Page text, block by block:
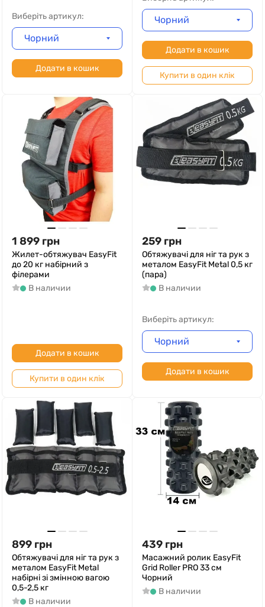
Виберіть артикул:
Чорний
Додати в кошик
Чорний
Додати в кошик
Купити в один клік
1 899 грн
Жилет-обтяжувач EasyFit
до 20 кг набірний з
філерами
В наличии
Додати в кошик
Купити в один клік
259 грн
Обтяжувачі для ніг та рук з
металом EasyFit Metal 0,5 кг
(пара)
В наличии
Виберіть артикул:
Чорний
Додати в кошик
899 грн
Обтяжувачі для ніг та рук з
металом EasyFit Metal
набірні зі змінною вагою
0,5-2,5 кг
В наличии
439 грн
Масажний ролик EasyFit
Grid Roller PRO 33 см
Чорний
В наличии